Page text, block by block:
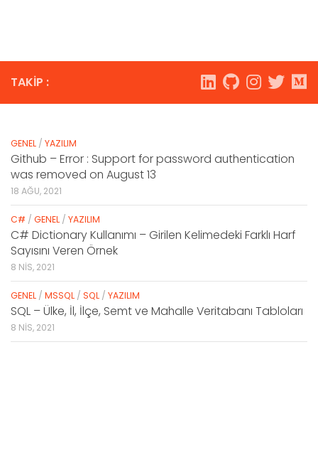
TAKIP :
GENEL / YAZILIM
Github – Error : Support for password authentication
was removed on August 13
18 AĞU, 2021
C# / GENEL / YAZILIM
C# Dictionary Kullanımı – Girilen Kelimedeki Farklı Harf
Sayısını Veren Örnek
8 NIS, 2021
GENEL / MSSQL / SQL / YAZILIM
SQL – Ülke, İl, İlçe, Semt ve Mahalle Veritabanı Tabloları
8 NIS, 2021